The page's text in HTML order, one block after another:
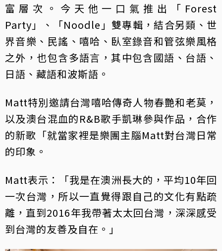
富層次。今天他一口氣推出「Forest
Party」、「Noodle」雙專輯，結合另類、世
界音樂、民謠、嘻哈、臥室錄音和管弦樂風格
之外，也包含多語言，其中包含國語、台語、
日語、藏語和波斯語。
Matt特別邀請台灣嘻哈傳奇人物春艷和老莫，
以及澳台混血的R&B歌手凱琳參與作品，合作
的新歌「就當家裡是樂團主腦Matt對台灣日常
的印象。
Matt表示：「我是在澳洲長大的，平均10年回
一次台灣，所以一直覺得跟自己的文化有點疏
離，直到2016年我帶著太太回台灣，深深感受
到台灣的友善及自在。」